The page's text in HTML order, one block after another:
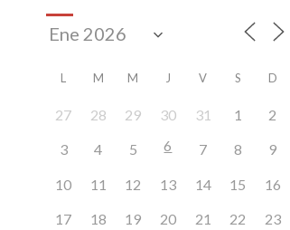
L M M J V S D
27 28 29 30 31 1 2
3 4 5 6 7 8 9
10 11 12 13 14 15 16
17 18 19 20 21 22 23